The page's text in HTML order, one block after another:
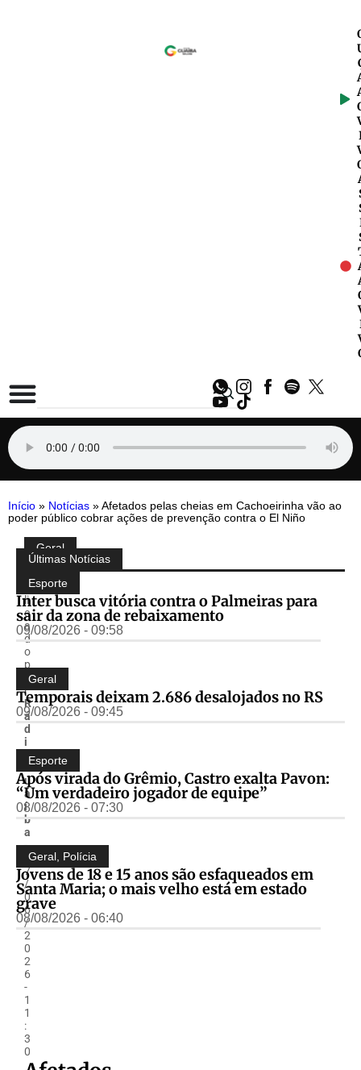
Início » Notícias » Afetados pelas cheias em Cachoeirinha vão ao
poder público cobrar ações de prevenção contra o El Niño
Compartilhe:
Geral
P
b
li
c
a
d
o
p
o
r
R
á
d
i
o
G
u
a
í
b
a
-
0
7
/
0
6
/
2
0
2
6
-
1
1
:
3
0
Últimas Notícias
Esporte
Inter busca vitória contra o Palmeiras para
sair da zona de rebaixamento
09/08/2026 - 09:58
Geral
Temporais deixam 2.686 desalojados no RS
09/08/2026 - 09:45
Esporte
Após virada do Grêmio, Castro exalta Pavon:
“Um verdadeiro jogador de equipe”
08/08/2026 - 07:30
Geral Polícia
Jovens de 18 e 15 anos são esfaqueados em
Santa Maria; o mais velho está em estado
grave
08/08/2026 - 06:40